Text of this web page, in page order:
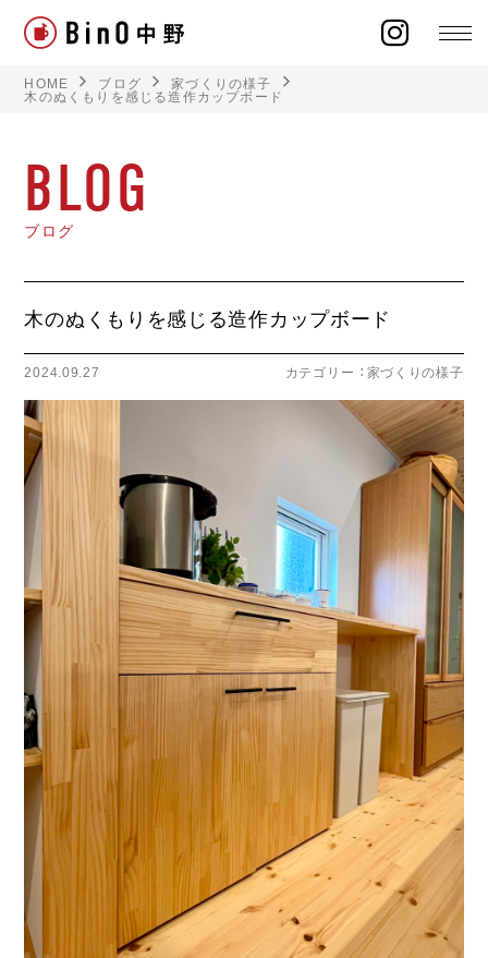
ラインナップ
施工事例
オーナー様の声
ライフスタイル
クオリティ
ブログ
会社概要
スタッフ紹介
採用情報
HOME ブログ 家づくりの様子
木のぬくもりを感じる造作カップボード
BLOG
ブログ
木のぬくもりを感じる造作カップボード
2024.09.27 カテゴリー ： 家づくりの様子